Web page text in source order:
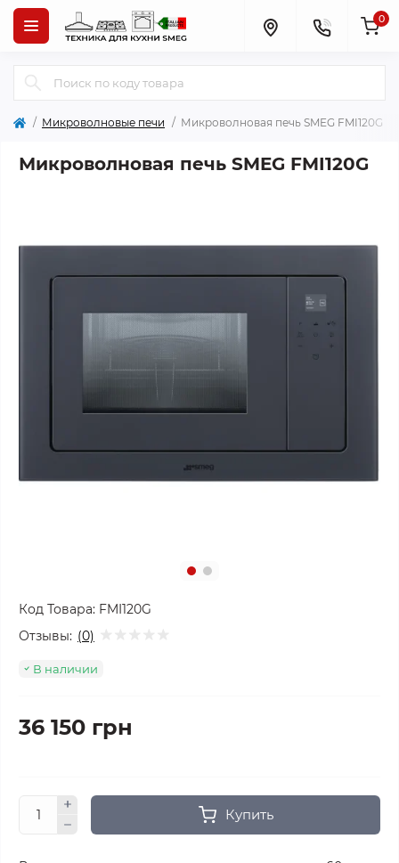
0
Микроволновые печи Микроволновая печь SMEG FMI120G
Микроволновая печь SMEG FMI120G
Код Товара: FMI120G
Отзывы: (0)
В наличии
36 150 грн
Купить